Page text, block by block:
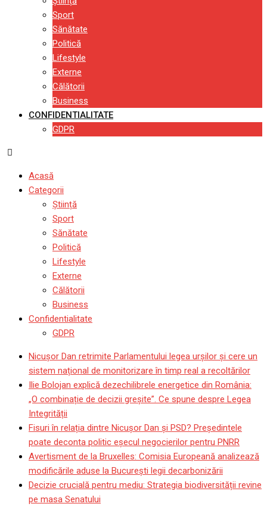
Sport
Sănătate
Politică
Lifestyle
Externe
Călătorii
Business
CONFIDENTIALITATE
GDPR
Acasă
Categorii
Știință
Sport
Sănătate
Politică
Lifestyle
Externe
Călătorii
Business
Confidentialitate
GDPR
Nicușor Dan retrimite Parlamentului legea urșilor și cere un
sistem național de monitorizare în timp real a recoltărilor
Ilie Bolojan explică dezechilibrele energetice din România:
„O combinație de decizii greșite”. Ce spune despre Legea
Integrității
Fisuri în relația dintre Nicușor Dan și PSD? Președintele
poate deconta politic eșecul negocierilor pentru PNRR
Avertisment de la Bruxelles: Comisia Europeană analizează
modificările aduse la București legii decarbonizării
Decizie crucială pentru mediu: Strategia biodiversității revine
pe masa Senatului